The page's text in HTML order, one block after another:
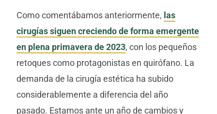
Como comentábamos anteriormente, las
cirugías siguen creciendo de forma emergente
en plena primavera de 2023, con los pequeños
retoques como protagonistas en quirófano. La
demanda de la cirugía estética ha subido
considerablemente a diferencia del año
pasado. Estamos ante un año de cambios y